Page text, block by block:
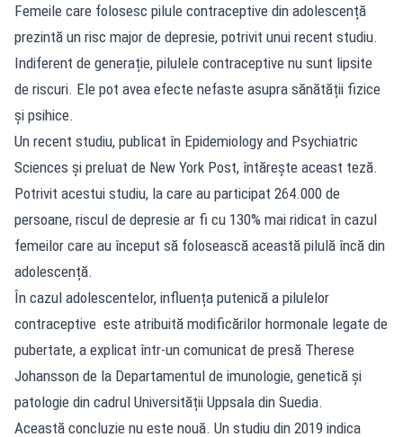
Femeile care folosesc pilule contraceptive din adolescență
prezintă un risc major de depresie, potrivit unui recent studiu.
Indiferent de generație, pilulele contraceptive nu sunt lipsite
de riscuri. Ele pot avea efecte nefaste asupra sănătății fizice
și psihice.
Un recent studiu, publicat în Epidemiology and Psychiatric
Sciences și preluat de New York Post, întărește aceast teză.
Potrivit acestui studiu, la care au participat 264.000 de
persoane, riscul de depresie ar fi cu 130% mai ridicat în cazul
femeilor care au început să folosească această pilulă încă din
adolescență.
În cazul adolescentelor, influența putenică a pilulelor
contraceptive este atribuită modificărilor hormonale legate de
pubertate, a explicat într-un comunicat de presă Therese
Johansson de la Departamentul de imunologie, genetică și
patologie din cadrul Universității Uppsala din Suedia.
Această concluzie nu este nouă. Un studiu din 2019 indica